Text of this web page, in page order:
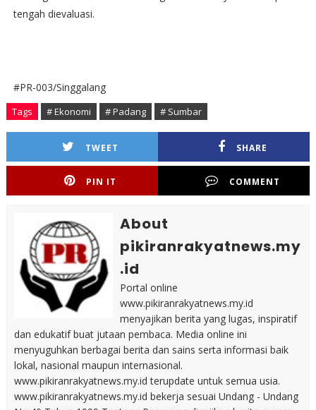
tengah dievaluasi.
#PR-003/Singgalang
Tags # Ekonomi # Padang # Sumbar
TWEET SHARE
PIN IT COMMENT
About
pikiranrakyatnews.my
.id
Portal online
www.pikiranrakyatnews.my.id
menyajikan berita yang lugas, inspiratif
dan edukatif buat jutaan pembaca. Media online ini
menyuguhkan berbagai berita dan sains serta informasi baik
lokal, nasional maupun internasional.
www.pikiranrakyatnews.my.id terupdate untuk semua usia.
www.pikiranrakyatnews.my.id bekerja sesuai Undang - Undang